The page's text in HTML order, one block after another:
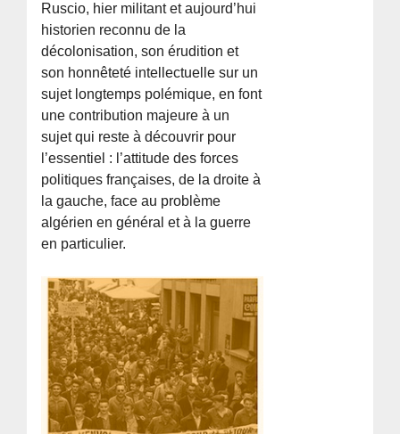
Ruscio, hier militant et aujourd’hui
historien reconnu de la
décolonisation, son érudition et
son honnêteté intellectuelle sur un
sujet longtemps polémique, en font
une contribution majeure à un
sujet qui reste à découvrir pour
l’essentiel : l’attitude des forces
politiques françaises, de la droite à
la gauche, face au problème
algérien en général et à la guerre
en particulier.